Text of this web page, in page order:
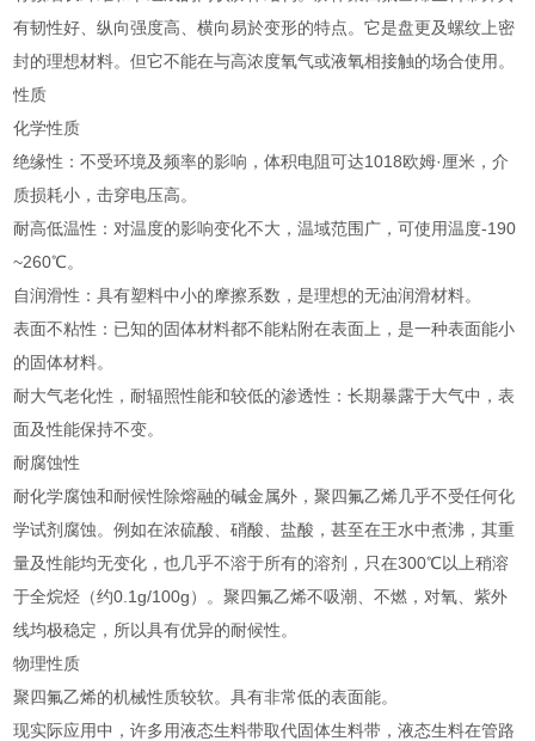
有韧性好、纵向强度高、横向易於变形的特点。它是盘更及螺纹上密
封的理想材料。但它不能在与高浓度氧气或液氧相接触的场合使用。
性质
化学性质
绝缘性：不受环境及频率的影响，体积电阻可达1018欧姆·厘米，介
质损耗小，击穿电压高。
耐高低温性：对温度的影响变化不大，温域范围广，可使用温度-190
~260℃。
自润滑性：具有塑料中小的摩擦系数，是理想的无油润滑材料。
表面不粘性：已知的固体材料都不能粘附在表面上，是一种表面能小
的固体材料。
耐大气老化性，耐辐照性能和较低的渗透性：长期暴露于大气中，表
面及性能保持不变。
耐腐蚀性
耐化学腐蚀和耐候性除熔融的碱金属外，聚四氟乙烯几乎不受任何化
学试剂腐蚀。例如在浓硫酸、硝酸、盐酸，甚至在王水中煮沸，其重
量及性能均无变化，也几乎不溶于所有的溶剂，只在300℃以上稍溶
于全烷烃（约0.1g/100g）。聚四氟乙烯不吸潮、不燃，对氧、紫外
线均极稳定，所以具有优异的耐候性。
物理性质
聚四氟乙烯的机械性质较软。具有非常低的表面能。
现实际应用中，许多用液态生料带取代固体生料带，液态生料在管路